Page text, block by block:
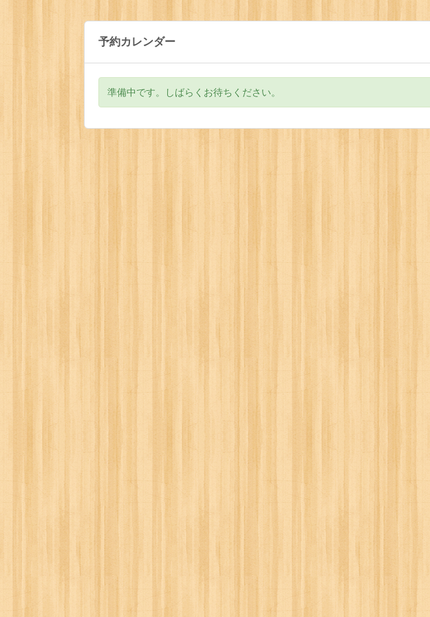
予約カレンダー
準備中です。しばらくお待ちください。